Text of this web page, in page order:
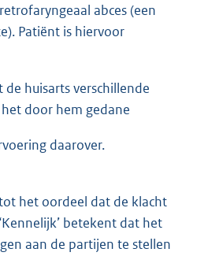
abces (een
Patiënt is hiervoor
huisarts verschillende
door hem gedane
daarover.
het oordeel dat de klacht
betekent dat het
aan de partijen te stellen